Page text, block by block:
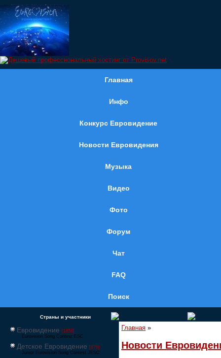
Главная
Инфо
Конкурс Евровидение
Новости Евровидения
Музыка
Видео
Фото
Форум
Чат
FAQ
Поиск
Страны и участники
Евровидение [1858]
Eurovision Song Contest ESC
Детское Евровидение [878]
Junior Eurovision Song Contest JESC
Главная »
Новости